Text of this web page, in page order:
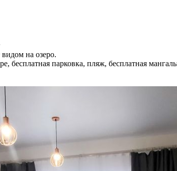
на озеро.
бесплатная парковка, пляж, бесплатная